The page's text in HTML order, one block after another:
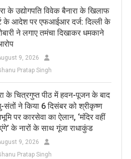
के उद्योगपति विवेक बैनारा के खिलाफ
के आदेश पर एफआईआर दर्ज: दिल्ली के
ने लगाए तमंचा दिखाकर धमकाने
9, 2026
Pratap Singh
के चित्रगुप्त पीठ में हवन-पूजन के बाद
संतों ने किया 6 दिसंबर को श्रीकृष्ण
पर कारसेवा का ऐलान, ‘मंदिर वहीं
के नारों के साथ गूंजा राधाकुंड
9, 2026
Pratap Singh